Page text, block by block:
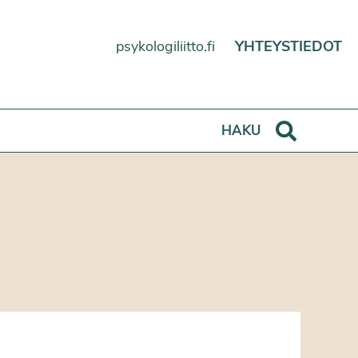
psykologiliitto.fi YHTEYSTIEDOT
HAKU